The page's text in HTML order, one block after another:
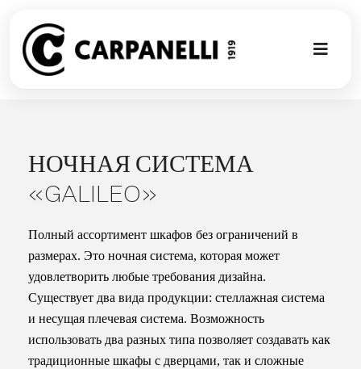
content
Toggle
СТИЛЕ
ГАЛЕРЕЯ
НОЧНАЯ СИСТЕМА
«GALILEO»
Полный ассортимент шкафов без ограничений в
размерах. Это ночная система, которая может
удовлетворить любые требования дизайна.
Существует два вида продукции: стеллажная система
и несущая плечевая система. Возможность
использовать два разных типа позволяет создавать как
традиционные шкафы с дверцами, так и сложные